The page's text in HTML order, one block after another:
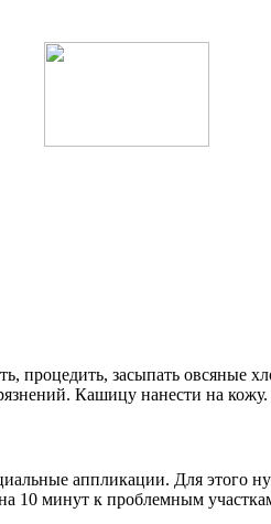
процедить, засыпать овсяные
Кашицу нанести на
аппликации. Для этого
10 минут к проблемным